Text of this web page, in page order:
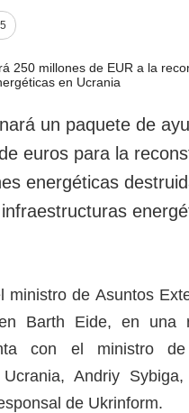
privacidad
protección
Banco de
imágenes
un paquete de
euros para la
energéticas
ministro de Asuntos
Barth Eide, en una
con el ministro de
Andriy
de Ukrinform.